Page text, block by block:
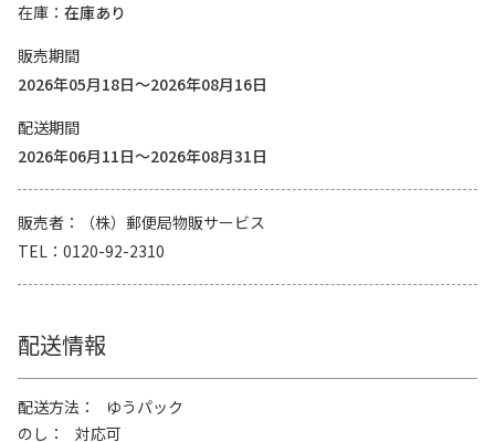
在庫
在庫あり
販売期間
2026年05月18日～2026年08月16日
配送期間
2026年06月11日～2026年08月31日
販売者
（株）郵便局物販サービス
TEL
0120-92-2310
配送情報
配送方法
ゆうパック
のし
対応可